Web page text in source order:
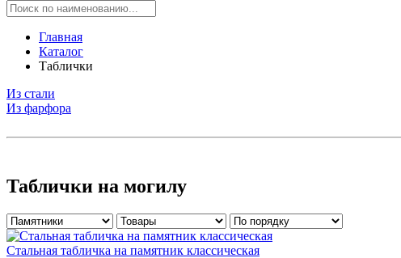
Главная
Каталог
Таблички
Из стали
Из фарфора
Таблички на могилу
Стальная табличка на памятник классическая